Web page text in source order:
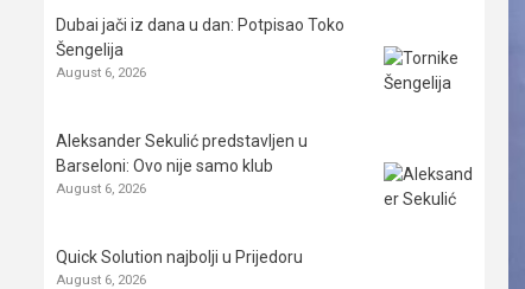
Dubai jači iz dana u dan: Potpisao Toko
Šengelija
August 6, 2026
Aleksander Sekulić predstavljen u
Barseloni: Ovo nije samo klub
August 6, 2026
Quick Solution najbolji u Prijedoru
August 6, 2026